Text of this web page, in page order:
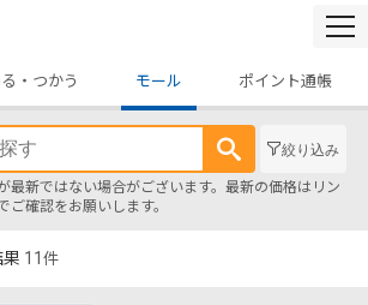
・つかう モール ポイント通帳
絞り込み
最新ではない場合がございます。最新の価格はリン
ご確認をお願いします。
果 11 件